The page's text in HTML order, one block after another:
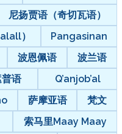
尼扬贾语（奇切瓦语）
）
Pangasinan
波恩佩语
波兰语
语
Q’anjob’al
萨摩亚语
梵文
索马里Maay Maay